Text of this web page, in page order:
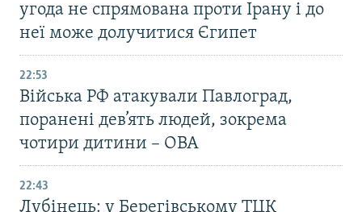
угода не спрямована проти Ірану і до
неї може долучитися Єгипет
22:53
Війська РФ атакували Павлоград,
поранені дев’ять людей, зокрема
чотири дитини – ОВА
22:43
Лубінець: у Берегівському ТЦК